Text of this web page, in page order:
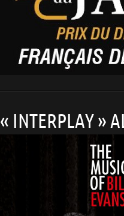
« INTERPLAY »